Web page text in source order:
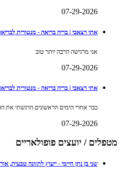
07-29-2026
אתי רצאבי | בריה בריאה - מנטורית
אני מרגישה הרבה יותר טוב
07-29-2026
אתי רצאבי | בריה בריאה - מנטורית
כבר אחרי הימים הראשונים הרגשתי את
07-29-2026
מטפלים / יועצים פופולאריים
שני בן נתן חיימי - ייעוץ לתזונה טבעית,